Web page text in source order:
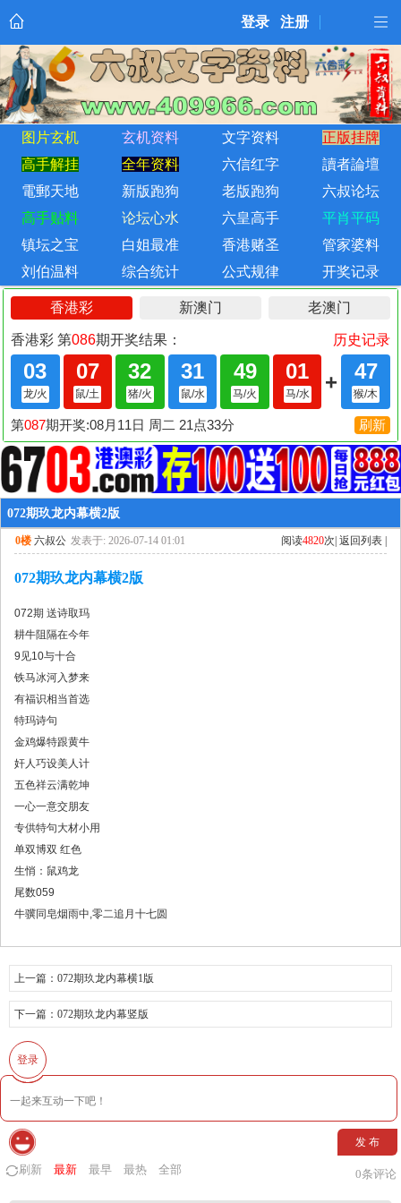
登录 注册
图片玄机 玄机资料 文字资料
正版挂牌
高手解挂
全年资料 六信红字
讀者論壇
電郵天地
新版跑狗 老版跑狗
六叔论坛
高手贴料
论坛心水 六皇高手
平肖平码
镇坛之宝
白姐最准 香港赌圣
管家婆料
刘伯温料
综合统计 公式规律 开奖记录
072期玖龙内幕横2版
0楼 六叔公 发表于: 2026-07-14 01:01 阅读4820次| 返回列表 |
072期玖龙内幕横2版
072期 送诗取玛
耕牛阻隔在今年
9见10与十合
铁马冰河入梦来
有福识相当首选
特玛诗句
金鸡爆特跟黄牛
奸人巧设美人计
五色祥云满乾坤
一心一意交朋友
专供特句大材小用
单双博双 红色
生悄：鼠鸡龙
尾数059
牛骥同皂烟雨中,零二追月十七圆
上一篇： 072期玖龙内幕横1版
下一篇： 072期玖龙内幕竖版
登录
发 布
刷新 最新 最早 最热 全部 0条评论